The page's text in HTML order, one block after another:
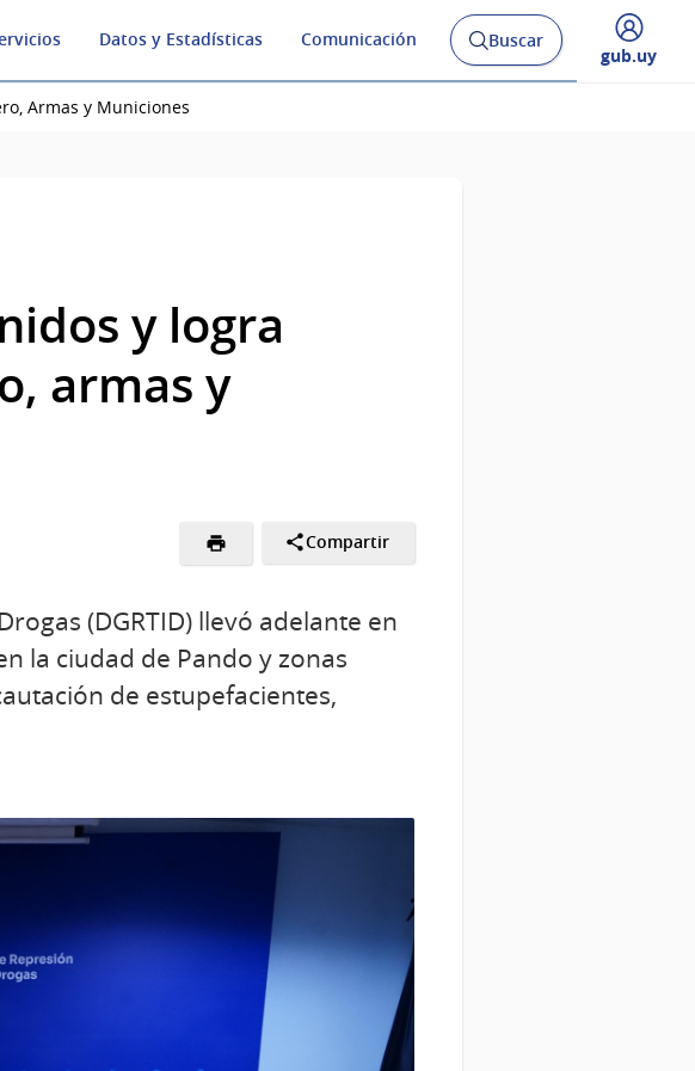
Datos y Estadísticas Comunicación
Abrir
buscador
Buscar
Desplegar
gub.uy
Armas y Municiones
y logra
armas y
Compartir
(DGRTID) llevó adelante en
la ciudad de Pando y zonas
de estupefacientes,